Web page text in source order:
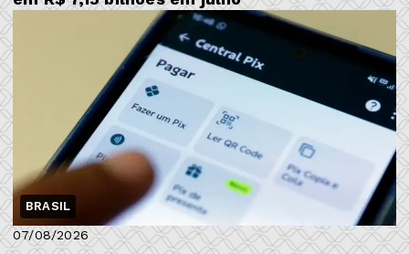
BRASIL
07/08/2026